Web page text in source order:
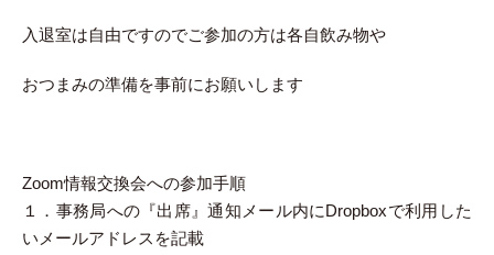
入退室は自由ですのでご参加の方は各自飲み物や
おつまみの準備を事前にお願いします
Zoom情報交換会への参加手順
１．事務局への『出席』通知メール内にDropboxで利用した
いメールアドレスを記載